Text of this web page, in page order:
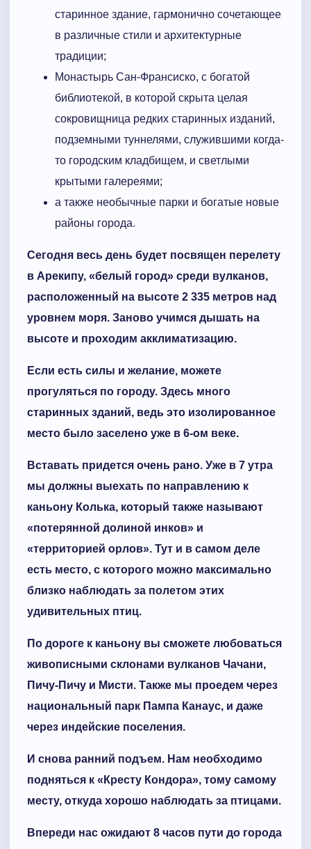
старинное здание, гармонично сочетающее
в различные стили и архитектурные
традиции;
Монастырь Сан-Франсиско, с богатой
библиотекой, в которой скрыта целая
сокровищница редких старинных изданий,
подземными туннелями, служившими когда-
то городским кладбищем, и светлыми
крытыми галереями;
а также необычные парки и богатые новые
районы города.
Сегодня весь день будет посвящен перелету
в Арекипу, «белый город» среди вулканов,
расположенный на высоте 2 335 метров над
уровнем моря. Заново учимся дышать на
высоте и проходим акклиматизацию.
Если есть силы и желание, можете
прогуляться по городу. Здесь много
старинных зданий, ведь это изолированное
место было заселено уже в 6-ом веке.
Вставать придется очень рано. Уже в 7 утра
мы должны выехать по направлению к
каньону Колька, который также называют
«потерянной долиной инков» и
«территорией орлов». Тут и в самом деле
есть место, с которого можно максимально
близко наблюдать за полетом этих
удивительных птиц.
По дороге к каньону вы сможете любоваться
живописными склонами вулканов Чачани,
Пичу-Пичу и Мисти. Также мы проедем через
национальный парк Пампа Канаус, и даже
через индейские поселения.
И снова ранний подъем. Нам необходимо
подняться к «Кресту Кондора», тому самому
месту, откуда хорошо наблюдать за птицами.
Впереди нас ожидают 8 часов пути до города